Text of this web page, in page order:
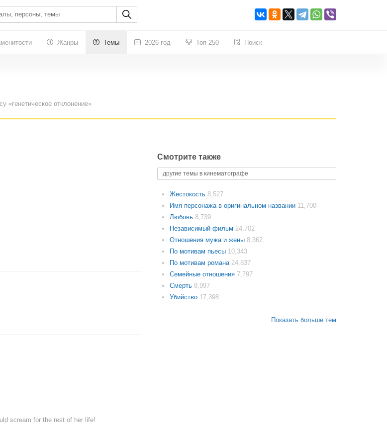
Жанры Темы 2026 год Топ-250 Поиск
«генетическое отклонение»
scream for the rest of her life!
Смотрите также
другие темы в кинематографе
Жестокость 8,527
Имя персонажа в оригинальном названии 11,700
Любовь 8,739
Независимый фильм 24,702
Отношения мужа и жены 8,362
По мотивам пьесы 10,343
По мотивам романа 24,837
Семейные отношения 7,797
Смерть 8,997
Убийство 17,398
Показать больше тем